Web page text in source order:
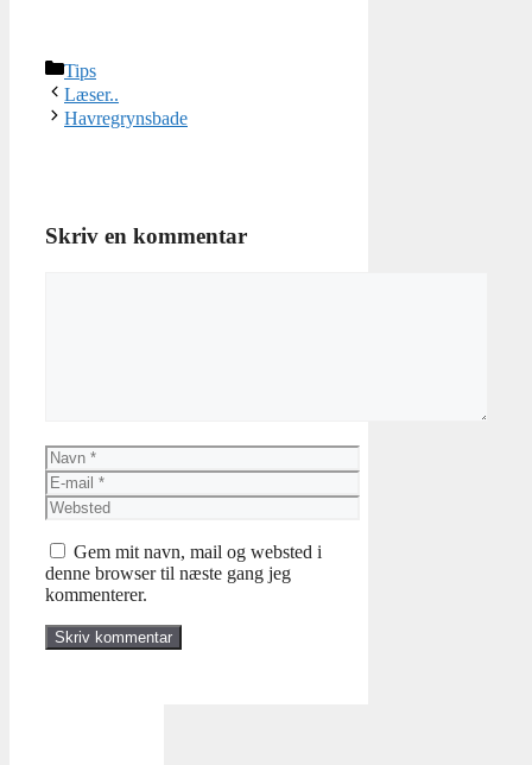
Kategorier
Tips
Læser..
Havregrynsbade
Skriv en kommentar
Navn
E-
mail
Websted
Gem mit navn, mail og websted i
denne browser til næste gang jeg
kommenterer.